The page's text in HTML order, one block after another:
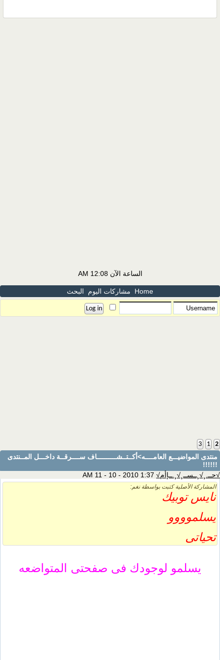
الساعة الآن12:08 AM
Home مشاركات اليوم البحث
1 2
3
منتدى المواضيـــع العامــــه>أكــتــشــــــــــاف ســــرقــة داخـــل المــنتدى
!!!!!!
√حــ.¸√¸ــســ¸√¸.ــإأم√
المشاركة الأصلية كتبت بواسطة نغم:
نايس توبيك
يسلموووو
تحياتى
يسلمو لوجودك فى صفحتى المتواضعه